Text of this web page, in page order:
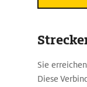
Sie
Diese